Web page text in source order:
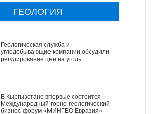
ГЕОЛОГИЯ
Геологическая служба и
угледобывающие компании обсудили
регулирование цен на уголь
В Кыргызстане впервые состоится
Международный горно-геологический
бизнес-форум «МИНГЕО Евразия»